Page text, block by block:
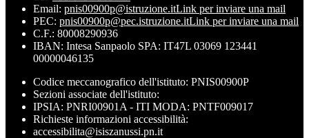
Email: pnis00900p@istruzione.itLink per inviare una mail
PEC: pnis00900p@pec.istruzione.itLink per inviare una mail
C.F.: 80008290936
IBAN: Intesa Sanpaolo SPA: IT47L 03069 123441
00000046135
Codice meccanografico dell'istituto: PNIS00900P
Sezioni associate dell'istituto:
IPSIA: PNRI00901A - ITI MODA: PNTF009017
Richieste informazioni accessibilità:
accessibilita@isiszanussi.pn.it